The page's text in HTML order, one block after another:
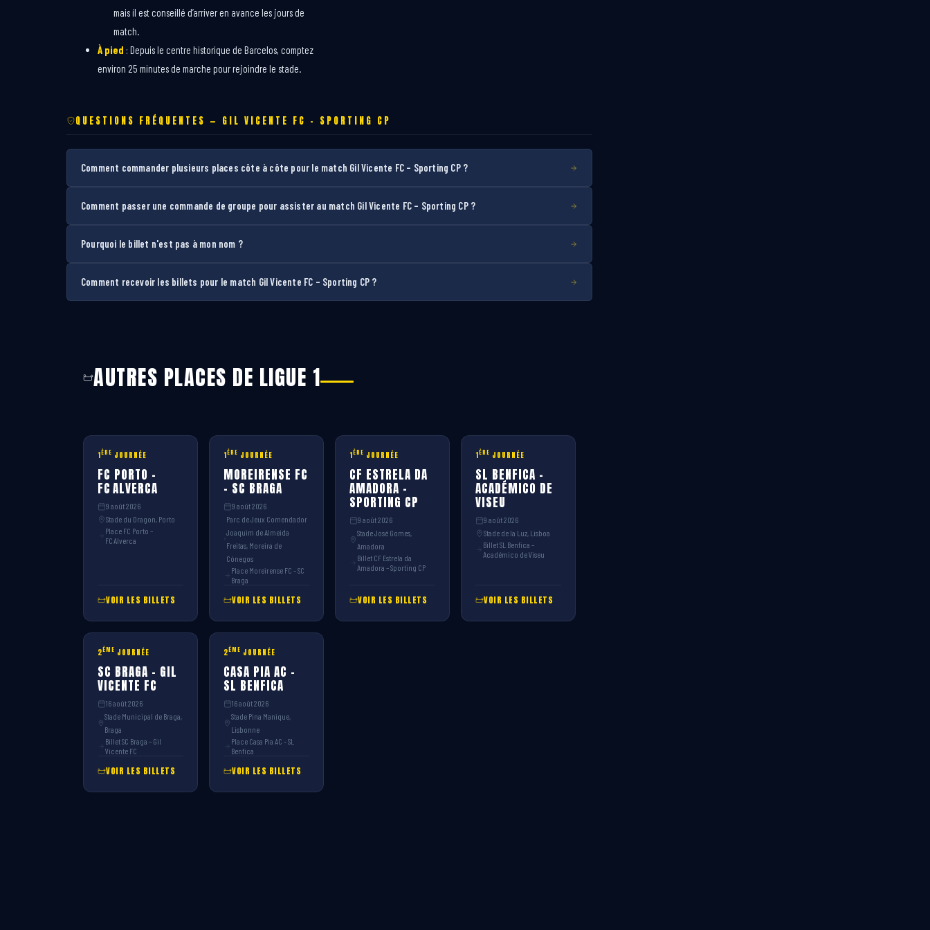
mais il est conseillé d’arriver en avance les jours de
match.
À pied : Depuis le centre historique de Barcelos, comptez
environ 25 minutes de marche pour rejoindre le stade.
QUESTIONS FRÉQUENTES — GIL VICENTE FC – SPORTING CP
Comment commander plusieurs places côte à côte pour le match Gil Vicente FC – Sporting CP ?
Comment passer une commande de groupe pour assister au match Gil Vicente FC – Sporting CP ?
Pourquoi le billet n'est pas à mon nom ?
Comment recevoir les billets pour le match Gil Vicente FC – Sporting CP ?
AUTRES PLACES DE LIGUE 1
1ÈRE JOURNÉE
FC PORTO –
FC ALVERCA
9 août 2026
Stade du Dragon, Porto
Place FC Porto –
FC Alverca
VOIR LES BILLETS
1ÈRE JOURNÉE
MOREIRENSE FC
– SC BRAGA
9 août 2026
Parc de Jeux Comendador
Joaquim de Almeida
Freitas, Moreira de
Cónegos
Place Moreirense FC – SC
Braga
VOIR LES BILLETS
1ÈRE JOURNÉE
CF ESTRELA DA
AMADORA –
SPORTING CP
9 août 2026
Stade José Gomes,
Amadora
Billet CF Estrela da
Amadora – Sporting CP
VOIR LES BILLETS
1ÈRE JOURNÉE
SL BENFICA –
ACADÉMICO DE
VISEU
9 août 2026
Stade de la Luz, Lisboa
Billet SL Benfica –
Académico de Viseu
VOIR LES BILLETS
2ÈME JOURNÉE
SC BRAGA – GIL
VICENTE FC
16 août 2026
Stade Municipal de Braga,
Braga
Billet SC Braga – Gil
Vicente FC
VOIR LES BILLETS
2ÈME JOURNÉE
CASA PIA AC –
SL BENFICA
16 août 2026
Stade Pina Manique,
Lisbonne
Place Casa Pia AC – SL
Benfica
VOIR LES BILLETS